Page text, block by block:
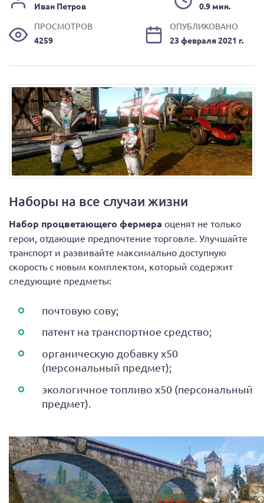
Иван Петров
0.9 мин.
ПРОСМОТРОВ
4259
ОПУБЛИКОВАНО
23 февраля 2021 г.
Наборы на все случаи жизни
Набор процветающего фермера оценят не только
герои, отдающие предпочтение торговле. Улучшайте
транспорт и развивайте максимально доступную
скорость с новым комплектом, который содержит
следующие предметы:
почтовую сову;
патент на транспортное средство;
органическую добавку х50
(персональный предмет);
экологичное топливо х50 (персональный
предмет).